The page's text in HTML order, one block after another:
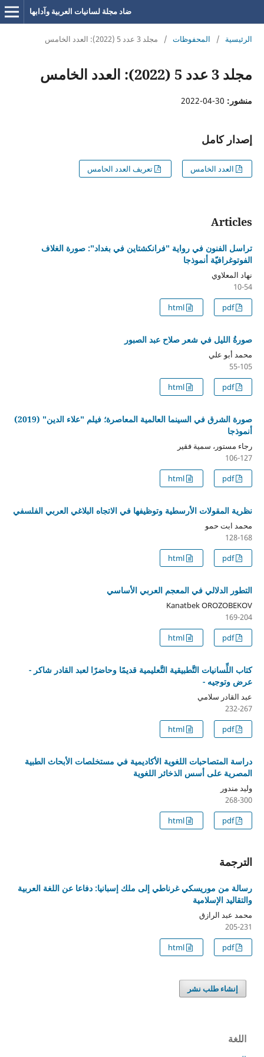
ضاد مجلة لسانيات العربية وآدابها
الرئيسية / المحفوظات / مجلد 3 عدد 5 (2022): العدد الخامس
مجلد 3 عدد 5 (2022): العدد الخامس
منشور: 30-04-2022
إصدار كامل
العدد الخامس تعريف العدد الحامس
Articles
تراسل الفنون في رواية "فرانكشتاين في بغداد": صورة الغلاف
الفوتوغرافيّة أنموذجا
نهاد المعلاوي
10-54
pdf
html
صورةُ الليل في شعر صلاح عبد الصبور
محمد أبو علي
55-105
pdf
html
صورة الشرق في السينما العالمية المعاصرة؛ فيلم "علاء الدين" (2019)
أنموذجا
رجاء مستور، سمية فقير
106-127
pdf
html
نظرية المقولات الأرسطية وتوظيفها في الاتجاه البلاغي العربي الفلسفي
محمد ابت حمو
128-168
pdf
html
التطور الدلالي في المعجم العربي الأساسي
Kanatbek OROZOBEKOV
169-204
pdf
html
كتاب اللِّسانيات التَّطبيقية التَّعليمية قديمًا وحاضرًا لعبد القادر شاكر -
عرض وتوجيه -
عبد القادر سلامي
232-267
pdf
html
دراسة المتصاحبات اللغوية الأكاديمية في مستخلصات الأبحاث الطبية
المصرية على أسس الذخائر اللغوية
وليد مندور
268-300
pdf
html
الترجمة
رسالة من موريسكي غرناطي إلى ملك إسبانيا: دفاعا عن اللغة العربية
والتقاليد الإسلامية
محمد عبد الرازق
205-231
pdf
html
إنشاء طلب نشر
اللغة